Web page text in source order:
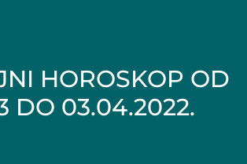
HOROSKOP OD
DO 03.04.2022.